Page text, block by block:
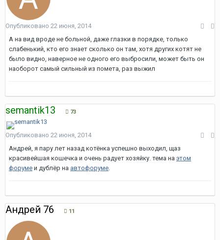
Опубликовано 22 июня, 2014
А на вид вроде не больной, даже глазки в порядке, только
слабенький, кто его знает сколько он там, хотя других котят не
было видно, наверное не одного его выбросили, может быть он
наоборот самый сильный из помета, раз выжил
semantik13 73
Опубликовано 22 июня, 2014
Андрей, я пару лет назад котёнка успешно выходил, щаз
красивейшая кошечка и очень радует хозяйку. тема на этом
форуме и дублёр на автофоруме.
Андрей 76 11